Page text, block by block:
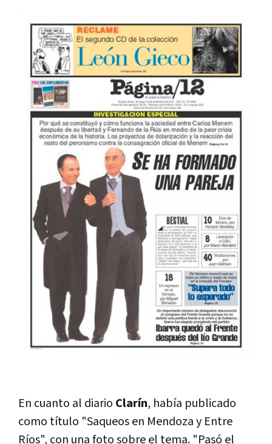
En cuanto al diario Clarín, había publicado
como título "Saqueos en Mendoza y Entre
Ríos", con una foto sobre el tema. "Pasó el